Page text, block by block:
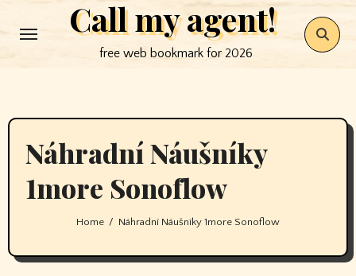
to
Call my agent!
free web bookmark for 2026
Náhradní Náušníky
1more Sonoflow
Home Náhradní Náušníky 1more Sonoflow